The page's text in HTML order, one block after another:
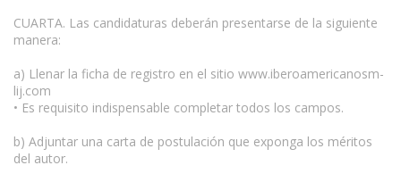
CUARTA. Las candidaturas deberán presentarse de la siguiente
manera:
a) Llenar la ficha de registro en el sitio www.iberoamericanosm-
lij.com
• Es requisito indispensable completar todos los campos.
b) Adjuntar una carta de postulación que exponga los méritos
del autor.